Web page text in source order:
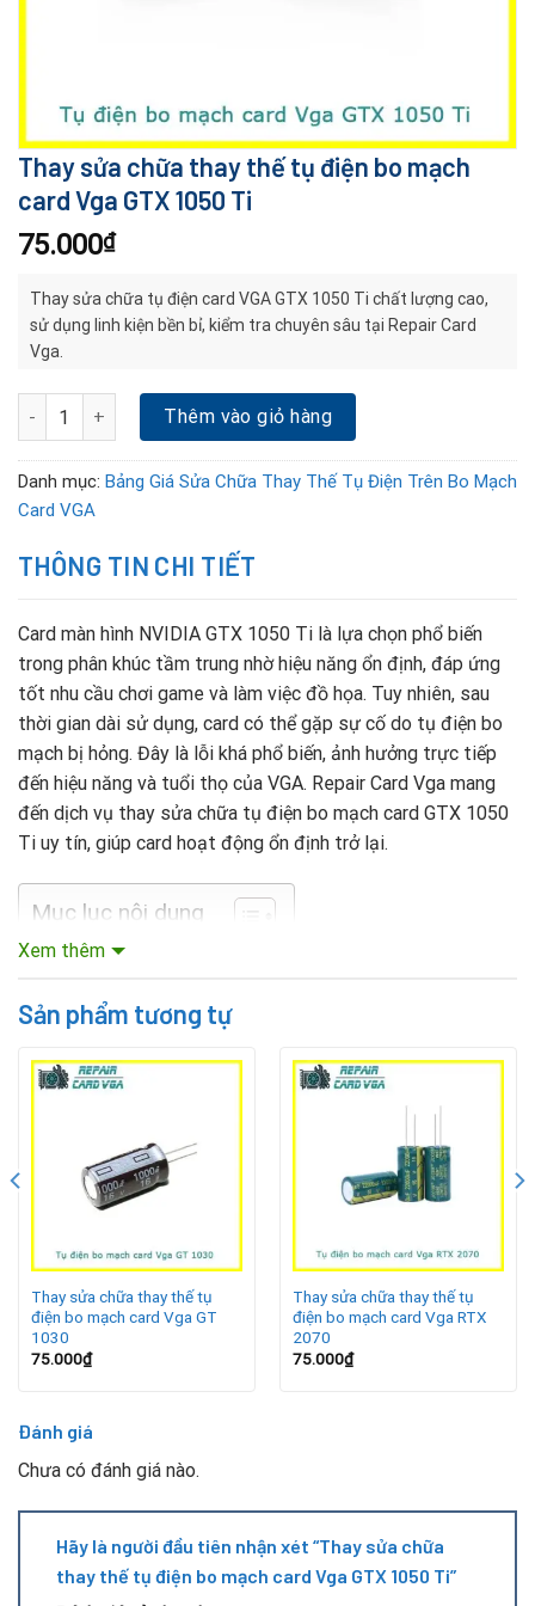
Thay sửa chữa thay thế tụ điện bo mạch
card Vga GTX 1050 Ti
75.000₫
Thay sửa chữa tụ điện card VGA GTX 1050 Ti chất lượng cao,
sử dụng linh kiện bền bỉ, kiểm tra chuyên sâu tại Repair Card
Vga.
Thay sửa chữa thay thế tụ điện bo mạch card Vga GTX 1050 Ti
Thêm vào giỏ hàng
Danh mục: Bảng Giá Sửa Chữa Thay Thế Tụ Điện Trên Bo Mạch
Card VGA
THÔNG TIN CHI TIẾT
Card màn hình NVIDIA GTX 1050 Ti là lựa chọn phổ biến
trong phân khúc tầm trung nhờ hiệu năng ổn định, đáp ứng
tốt nhu cầu chơi game và làm việc đồ họa. Tuy nhiên, sau
thời gian dài sử dụng, card có thể gặp sự cố do tụ điện bo
mạch bị hỏng. Đây là lỗi khá phổ biến, ảnh hưởng trực tiếp
đến hiệu năng và tuổi thọ của VGA. Repair Card Vga mang
đến dịch vụ thay sửa chữa tụ điện bo mạch card GTX 1050
Ti uy tín, giúp card hoạt động ổn định trở lại.
Mục lục nội dung
Một số nguyên nhân thường gặp:
Nguồn điện chập chờn, không ổn định.
Card hoạt động liên tục với cường độ lớn.
Dấu hiệu nhận biết tụ điện gặp vấn đề
Xem thêm
Sản phẩm tương tự
Thay sửa chữa thay thế tụ
điện bo mạch card Vga GT
1030
75.000₫
Thay sửa chữa thay thế tụ
điện bo mạch card Vga RTX
2070
75.000₫
Đánh giá
Chưa có đánh giá nào.
Hãy là người đầu tiên nhận xét “Thay sửa chữa
thay thế tụ điện bo mạch card Vga GTX 1050 Ti”